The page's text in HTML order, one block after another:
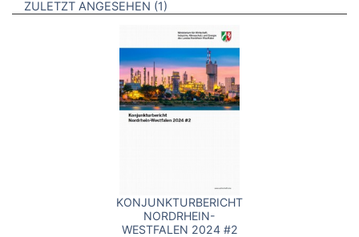
ZULETZT ANGESEHEN 1 BROSCHÜREN
KONJUNKTURBERICHT
NORDRHEIN-
WESTFALEN 2024 #2